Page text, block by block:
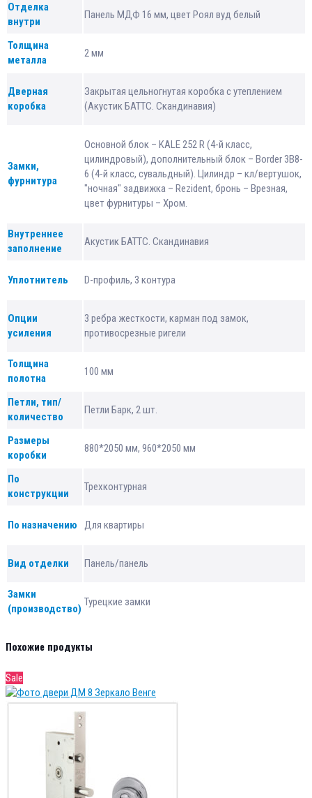
Отделка
внутри
Панель МДФ 16 мм, цвет Роял вуд белый
Толщина
металла
2 мм
Дверная
коробка
Закрытая цельногнутая коробка с утеплением
(Акустик БАТТС. Скандинавия)
Замки,
фурнитура
Основной блок – KALE 252 R (4-й класс,
цилиндровый), дополнительный блок – Border 3B8-
6 (4-й класс, сувальдный). Цилиндр – кл/вертушок,
"ночная" задвижка – Rezident, бронь – Врезная,
цвет фурнитуры – Хром.
Внутреннее
заполнение
Акустик БАТТС. Скандинавия
Уплотнитель D-профиль, 3 контура
Опции
усиления
3 ребра жесткости, карман под замок,
противосрезные ригели
Толщина
полотна
100 мм
Петли, тип/
количество
Петли Барк, 2 шт.
Размеры
коробки
880*2050 мм, 960*2050 мм
По
конструкции
Трехконтурная
По назначению Для квартиры
Вид отделки Панель/панель
Замки
(производство)
Турецкие замки
Похожие продукты
Sale